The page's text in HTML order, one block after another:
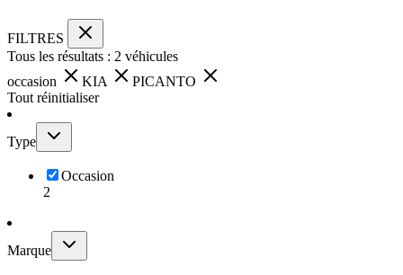
FILTRES
Tous les résultats : 2 véhicules
occasion
KIA
PICANTO
Tout réinitialiser
Type
Occasion
2
Marque